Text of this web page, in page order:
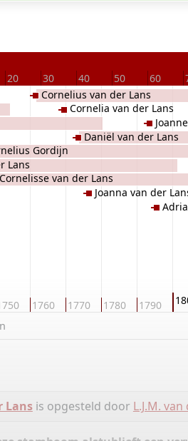
20 30 40 50 60
1760 1770 1780 1790
Gordijn
Lans
van der Lans
Cornelius van der Lans
Cornelia van der Lans
Daniël van der Lans
Joanna van der
Lansis opgesteld door L.J.M.